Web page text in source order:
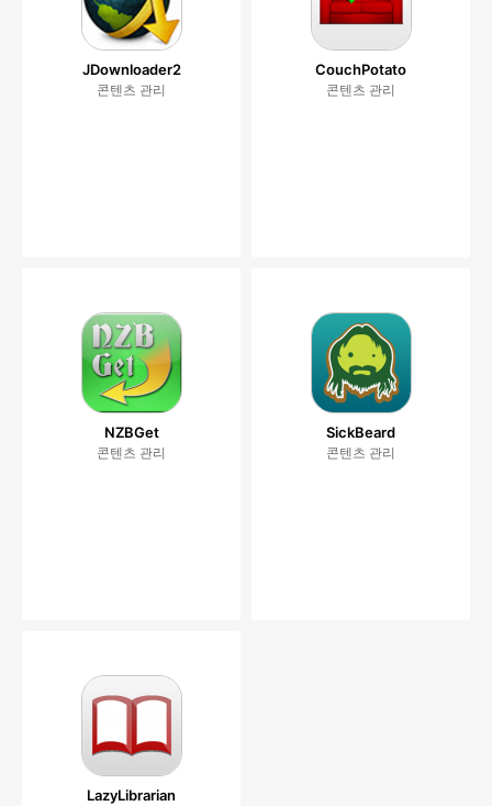
JDownloader2
콘텐츠 관리
CouchPotato
콘텐츠 관리
NZBGet
콘텐츠 관리
SickBeard
콘텐츠 관리
LazyLibrarian